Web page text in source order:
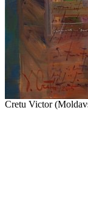
Cretu Victor